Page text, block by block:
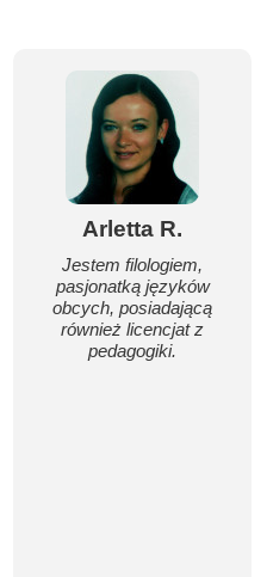
Arletta R.
Jestem filologiem,
pasjonatką języków
obcych, posiadającą
również licencjat z
pedagogiki.